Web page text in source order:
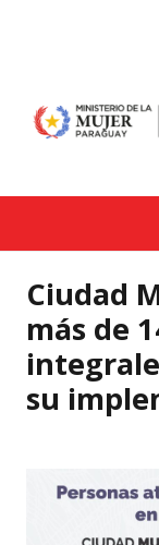
Ciudad
más de
su